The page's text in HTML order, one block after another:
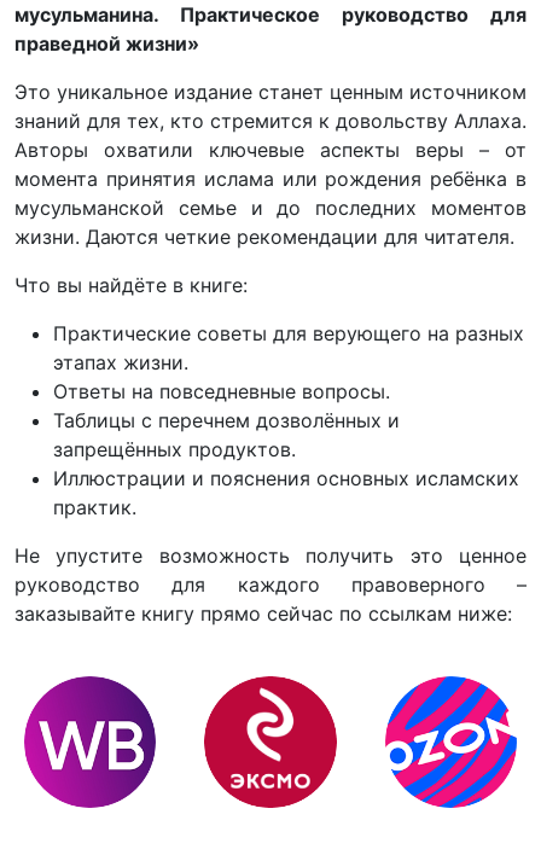
мусульманина. Практическое руководство для
праведной жизни»
Это уникальное издание станет ценным источником
знаний для тех, кто стремится к довольству Аллаха.
Авторы охватили ключевые аспекты веры – от
момента принятия ислама или рождения ребёнка в
мусульманской семье и до последних моментов
жизни. Даются четкие рекомендации для читателя.
Что вы найдёте в книге:
Практические советы для верующего на разных
этапах жизни.
Ответы на повседневные вопросы.
Таблицы с перечнем дозволённых и
запрещённых продуктов.
Иллюстрации и пояснения основных исламских
практик.
Не упустите возможность получить это ценное
руководство для каждого правоверного –
заказывайте книгу прямо сейчас по ссылкам ниже: